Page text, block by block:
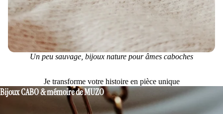
Un peu sauvage, bijoux nature pour âmes caboches
Je transforme votre histoire en pièce unique
Bijoux CABO & mémoire de MUZO